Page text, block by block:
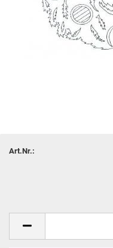
Art.Nr.: